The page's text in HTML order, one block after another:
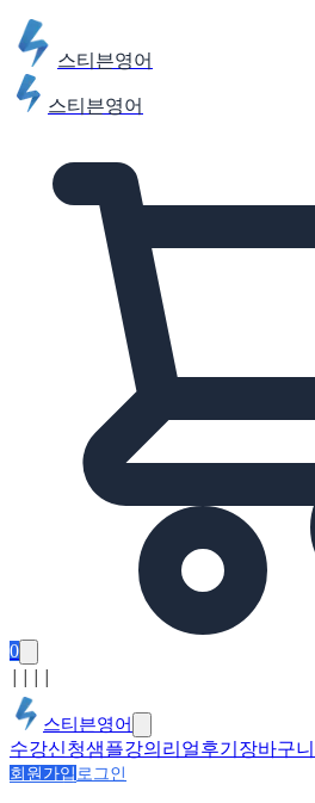
스티븐영어
스티븐영어
0
스티븐영어
수강신청샘플강의 리얼후기 장바구니
회원가입 로그인